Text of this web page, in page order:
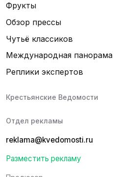
Фрукты
Обзор прессы
Чутьё классиков
Международная панорама
Реплики экспертов
Крестьянские Ведомости
Отдел рекламы
reklama@kvedomosti.ru
Разместить рекламу